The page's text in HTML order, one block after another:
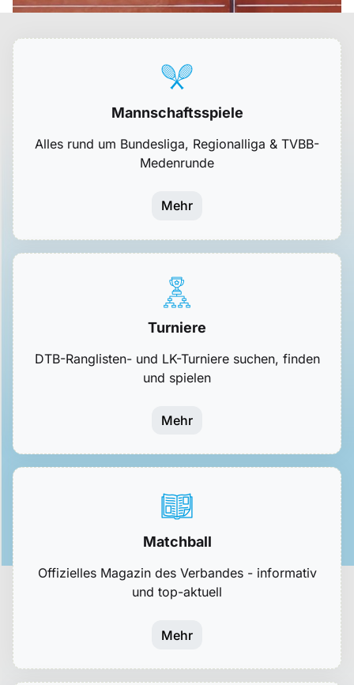
Mannschaftsspiele
Alles rund um Bundesliga, Regionalliga & TVBB-
Medenrunde
Mehr
Turniere
DTB-Ranglisten- und LK-Turniere suchen, finden
und spielen
Mehr
Matchball
Offizielles Magazin des Verbandes - informativ
und top-aktuell
Mehr